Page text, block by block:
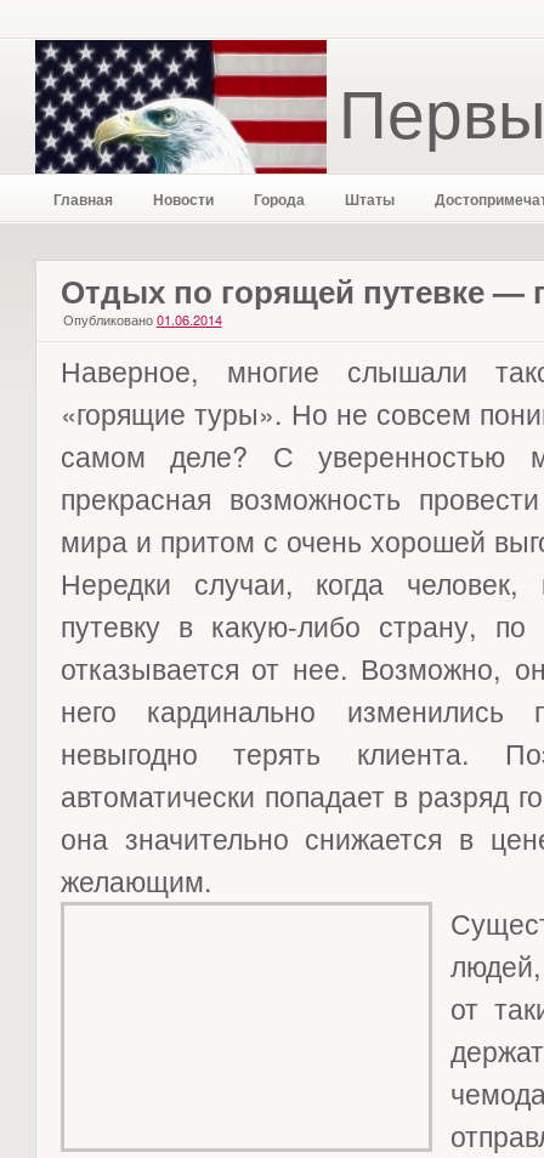
Главная Новости Города Штаты
Отдых по горящей путевке
Опубликовано 01.06.2014
Наверное, многие слышали
«горящие туры». Но не совсем
самом деле? С уверенностью
прекрасная возможность
мира и притом с очень хорошей
Нередки случаи, когда человек,
путевку в какую-либо страну,
отказывается от нее. Возможно,
него кардинально изменились
невыгодно терять клиента.
автоматически попадает в разряд
она значительно снижается в
желающим.
от